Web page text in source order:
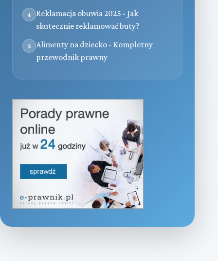
4
Reklamacja obuwia 2025 - Jak
skutecznie reklamować buty?
5
Alimenty na dziecko - Kompletny
przewodnik prawny